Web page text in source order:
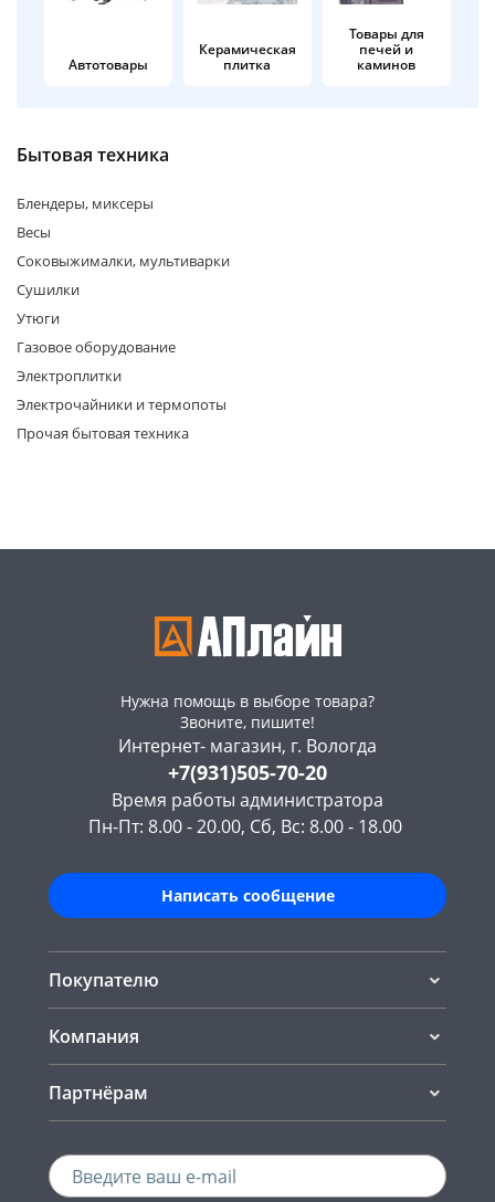
Автотовары
Керамическая
плитка
Товары для
печей и
каминов
Бытовая техника
Блендеры, миксеры
Весы
Соковыжималки, мультиварки
Сушилки
Утюги
Газовое оборудование
Электроплитки
Электрочайники и термопоты
Прочая бытовая техника
Нужна помощь в выборе товара?
Звоните, пишите!
Интернет- магазин, г. Вологда
+7(931)505-70-20
Время работы администратора
Пн-Пт: 8.00 - 20.00, Сб, Вс: 8.00 - 18.00
Написать сообщение
Покупателю
Компания
Партнёрам